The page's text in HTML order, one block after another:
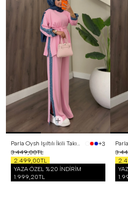
Parla Oysh Işıltılı İkili Takım Pembe
+3
3.449,00TL
2.499,00TL
YAZA ÖZEL %20 İNDİRİM
1.999,20TL